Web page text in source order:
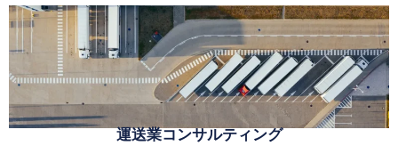
運送業コンサルティング